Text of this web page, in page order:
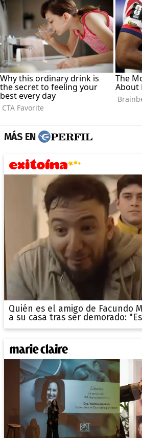
MÁS EN
Quién es el amigo de Facundo
a su casa tras ser demorado: